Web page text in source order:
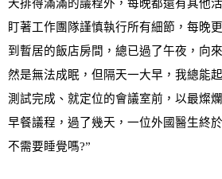
天排得滿滿的議程外，每晚都還有其他
盯著工作團隊謹慎執行所有細節，每晚
到暫居的飯店房間，總已過了午夜，向
然是無法成眠，但隔天一大早，我總能
測試完成 、 就定位的會議室前，以最燦
早餐議程，過了幾天，一位外國醫生終
不需要睡覺嗎?”